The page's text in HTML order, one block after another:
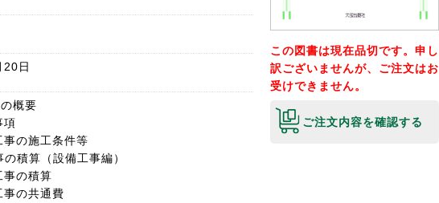
日
概要
の施工条件等
積算（設備工事編）
の積算
の共通費
この図書は現在品切です。申し
訳ございませんが、ご注文はお
受けできません。
ご注文内容を確認する